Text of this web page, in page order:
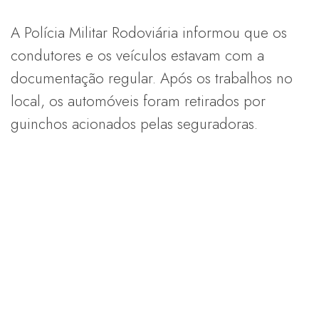
A Polícia Militar Rodoviária informou que os
condutores e os veículos estavam com a
documentação regular. Após os trabalhos no
local, os automóveis foram retirados por
guinchos acionados pelas seguradoras.